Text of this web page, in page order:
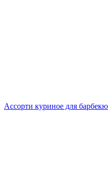
Ассорти куриное для